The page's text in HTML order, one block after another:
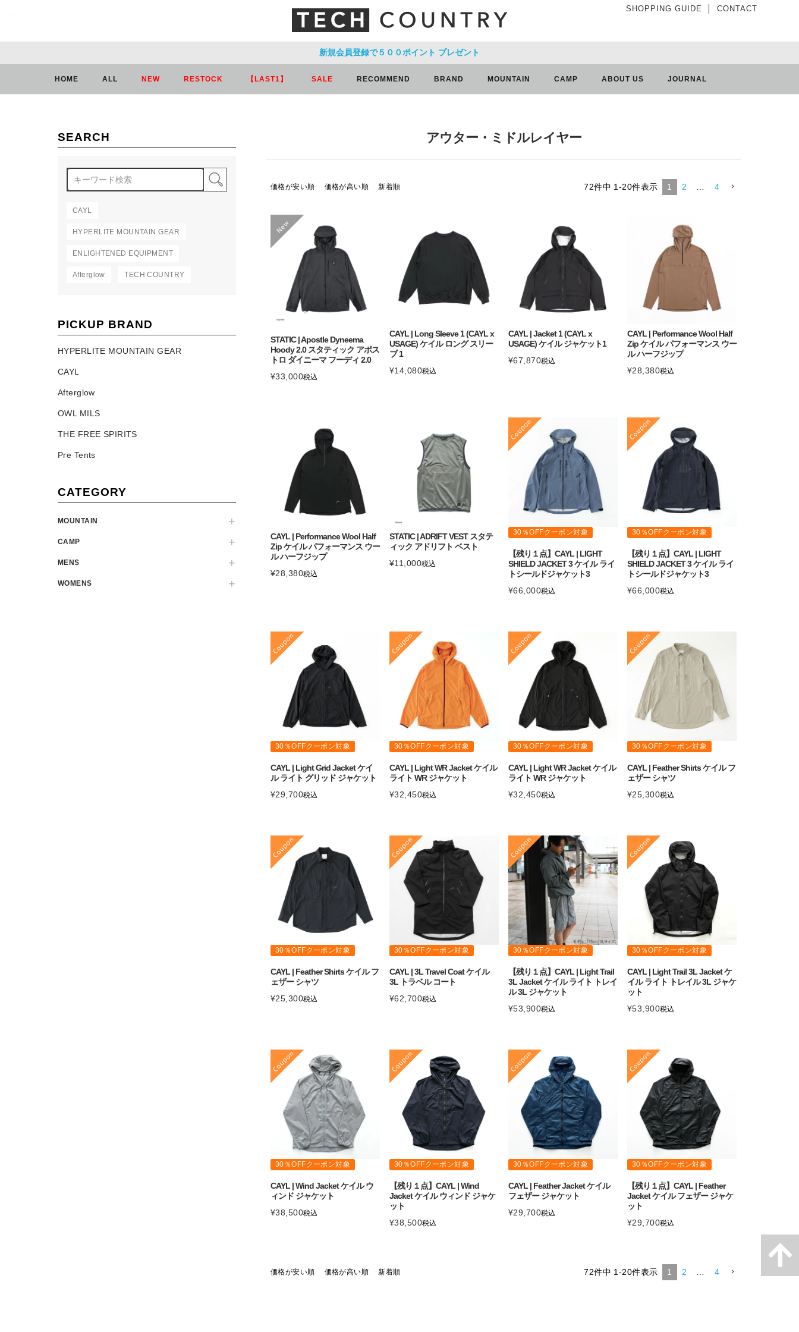
SHOPPING GUIDE CONTACT
新規会員登録で５００ポイント プレゼント
HOME ALL NEW RESTOCK 【LAST1】 SALE RECOMMEND BRAND MOUNTAIN CAMP ABOUT US JOURNAL
SEARCH
CAYL
HYPERLITE MOUNTAIN GEAR
ENLIGHTENED EQUIPMENT
Afterglow TECH COUNTRY
PICKUP BRAND
HYPERLITE MOUNTAIN GEAR
CAYL
Afterglow
OWL MILS
THE FREE SPIRITS
Pre Tents
CATEGORY
MOUNTAIN
CAMP
MENS
WOMENS
アウター・ミドルレイヤー
価格が安い順 価格が高い順 新着順 72件中 1 -20件表示 1 2 4
STATIC | Apostle Dyneema
Hoody 2.0 スタティック アポス
トロ ダイニーマ フーディ 2.0
¥33,000税込
CAYL | Long Sleeve 1 (CAYL x
USAGE) ケイル ロング スリー
ブ 1
¥14,080税込
CAYL | Jacket 1 (CAYL x
USAGE) ケイル ジャケット1
¥67,870税込
CAYL | Performance Wool Half
Zip ケイル パフォーマンス ウー
ル ハーフジップ
¥28,380税込
CAYL | Performance Wool Half
Zip ケイル パフォーマンス ウー
ル ハーフジップ
¥28,380税込
STATIC | ADRIFT VEST スタテ
ィック アドリフト ベスト
¥11,000税込
30％OFFクーポン対象
【残り１点】CAYL | LIGHT
SHIELD JACKET 3 ケイル ライ
トシールドジャケット3
¥66,000税込
30％OFFクーポン対象
【残り１点】CAYL | LIGHT
SHIELD JACKET 3 ケイル ライ
トシールドジャケット3
¥66,000税込
30％OFFクーポン対象
CAYL | Light Grid Jacket ケイ
ル ライト グリッド ジャケット
¥29,700税込
30％OFFクーポン対象
CAYL | Light WR Jacket ケイル
ライト WR ジャケット
¥32,450税込
30％OFFクーポン対象
CAYL | Light WR Jacket ケイル
ライト WR ジャケット
¥32,450税込
30％OFFクーポン対象
CAYL | Feather Shirts ケイル フ
ェザー シャツ
¥25,300税込
30％OFFクーポン対象
CAYL | Feather Shirts ケイル フ
ェザー シャツ
¥25,300税込
30％OFFクーポン対象
CAYL | 3L Travel Coat ケイル
3L トラベル コート
¥62,700税込
30％OFFクーポン対象
【残り１点】CAYL | Light Trail
3L Jacket ケイル ライト トレイ
ル 3L ジャケット
¥53,900税込
30％OFFクーポン対象
CAYL | Light Trail 3L Jacket ケ
イル ライト トレイル 3L ジャケ
ット
¥53,900税込
30％OFFクーポン対象
CAYL | Wind Jacket ケイル ウ
ィンド ジャケット
¥38,500税込
30％OFFクーポン対象
【残り１点】CAYL | Wind
Jacket ケイル ウィンド ジャケ
ット
¥38,500税込
30％OFFクーポン対象
CAYL | Feather Jacket ケイル
フェザー ジャケット
¥29,700税込
30％OFFクーポン対象
【残り１点】CAYL | Feather
Jacket ケイル フェザー ジャケ
ット
¥29,700税込
価格が安い順 価格が高い順 新着順 72件中 1 -20件表示 1 2 4